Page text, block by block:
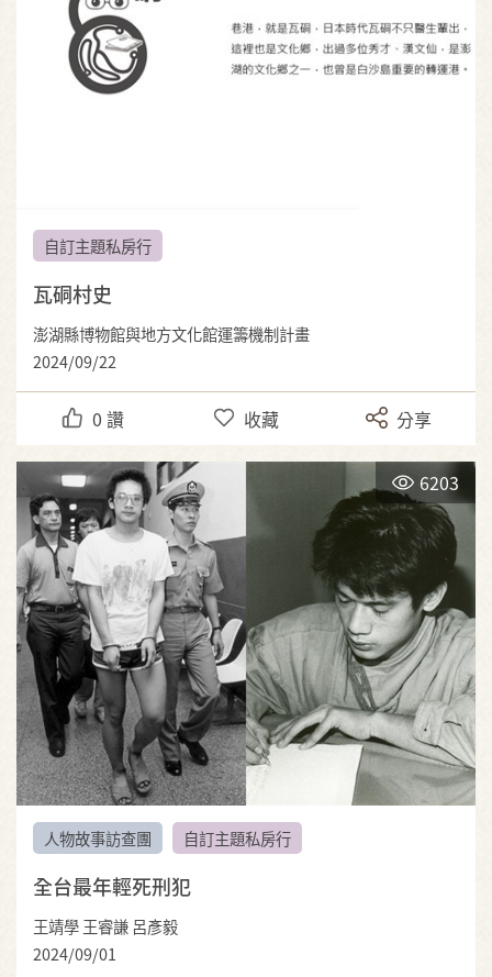
自訂主題私房行
瓦硐村史
澎湖縣博物館與地方文化館運籌機制計畫
2024/09/22
0 讚 收藏 分享
6203
人物故事訪查團 自訂主題私房行
全台最年輕死刑犯
王靖學 王睿謙 呂彥毅
2024/09/01